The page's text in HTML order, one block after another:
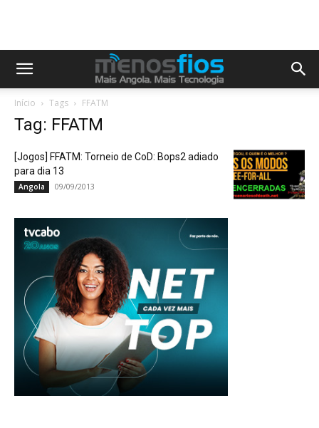
Início Tags FFATM
Tag: FFATM
[Jogos] FFATM: Torneio de CoD: Bops2 adiado
para dia 13
Angola 09/09/2013